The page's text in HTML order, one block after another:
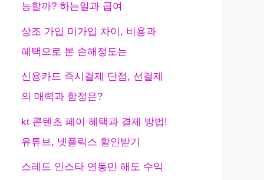
능할까? 하는일과 급여
상조 가입 미가입 차이, 비용과
혜택으로 본 손해정도는
신용카드 즉시결제 단점, 선결제
의 매력과 함정은?
kt 콘텐츠 페이 혜택과 결제 방법!
유튜브, 넷플릭스 할인받기
스레드 인스타 연동만 해도 수익